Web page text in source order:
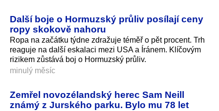
Další boje o Hormuzský průliv posílají ceny
ropy skokově nahoru
Ropa na začátku týdne zdražuje téměř o pět procent. Trh
reaguje na další eskalaci mezi USA a Íránem. Klíčovým
rizikem zůstává boj o Hormuzský průliv.
minulý měsíc
Zemřel novozélandský herec Sam Neill
známý z Jurského parku. Bylo mu 78 let